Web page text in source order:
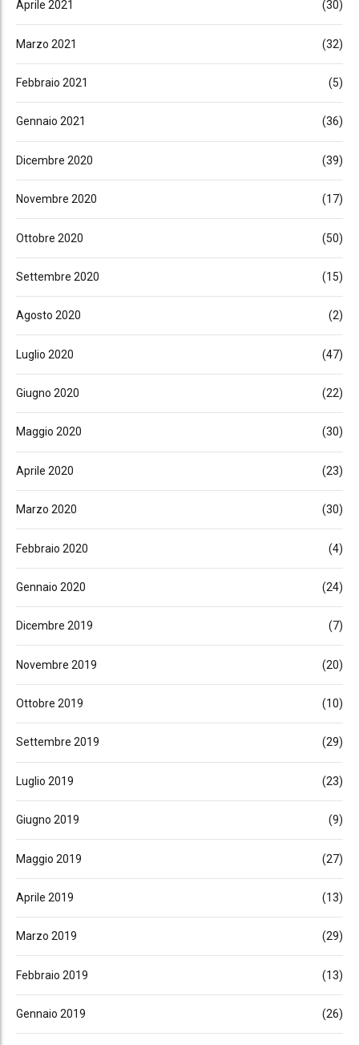
Aprile 2021 (30)
Marzo 2021 (32)
Febbraio 2021 (5)
Gennaio 2021 (36)
Dicembre 2020 (39)
Novembre 2020 (17)
Ottobre 2020 (50)
Settembre 2020 (15)
Agosto 2020 (2)
Luglio 2020 (47)
Giugno 2020 (22)
Maggio 2020 (30)
Aprile 2020 (23)
Marzo 2020 (30)
Febbraio 2020 (4)
Gennaio 2020 (24)
Dicembre 2019 (7)
Novembre 2019 (20)
Ottobre 2019 (10)
Settembre 2019 (29)
Luglio 2019 (23)
Giugno 2019 (9)
Maggio 2019 (27)
Aprile 2019 (13)
Marzo 2019 (29)
Febbraio 2019 (13)
Gennaio 2019 (26)